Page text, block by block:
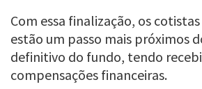
Com essa finalização, os
estão um passo mais próximos
definitivo do fundo, tendo
compensações financeiras.